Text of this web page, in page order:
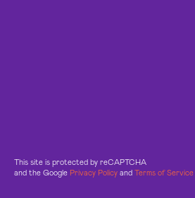
This site is protected by reCAPTCHA
and the Google Privacy Policy and Terms of Service